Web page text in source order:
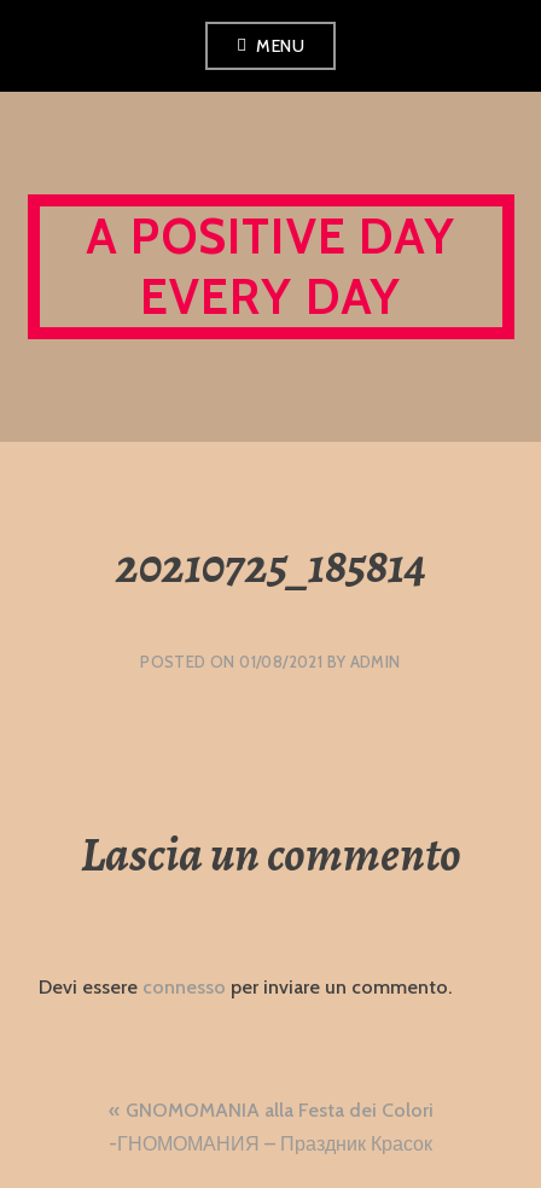
MENU
A POSITIVE DAY
EVERY DAY
20210725_185814
POSTED ON 01/08/2021 BY ADMIN
Lascia un commento
Devi essere connesso per inviare un commento.
Navigazione
articoli
GNOMOMANIA alla Festa dei Colori
-ГНОМОМАНИЯ – Праздник Красок